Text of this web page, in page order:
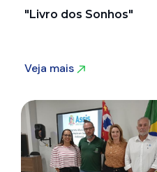
"Livro dos Sonhos"
Veja mais